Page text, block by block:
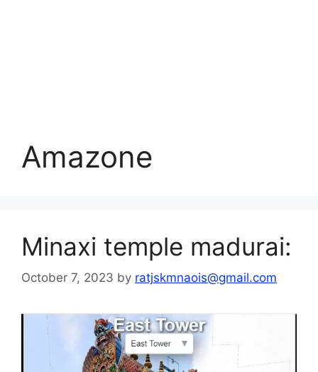
Amazone
Minaxi temple madurai:
October 7, 2023 by ratjskmnaois@gmail.com